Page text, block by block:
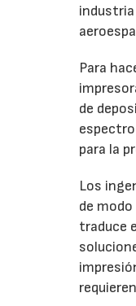
Para
de
para la
Los
de
traduce